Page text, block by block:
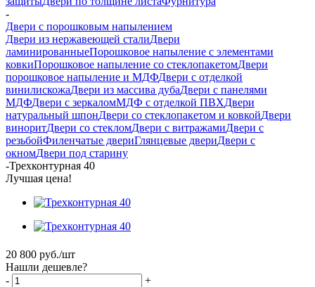
-
Двери с порошковым напылением
Двери из нержавеющей сталиДвери
ламинированныеПорошковое напыление с элементами
ковкиПорошковое напыление со стеклопакетомДвери
порошковое напыление и МДФДвери с отделкой
винилискожаДвери из массива дубаДвери с панелями
МДФДвери с зеркаломМДФ с отделкой ПВХДвери
натуральный шпонДвери со стеклопакетом и ковкойДвери
виноритДвери со стекломДвери с витражамиДвери с
резьбойФиленчатые двериГлянцевые двериДвери с
окномДвери под старину
-Трехконтурная 40
Лучшая цена!
20 800 руб./шт
Нашли дешевле?
-
+